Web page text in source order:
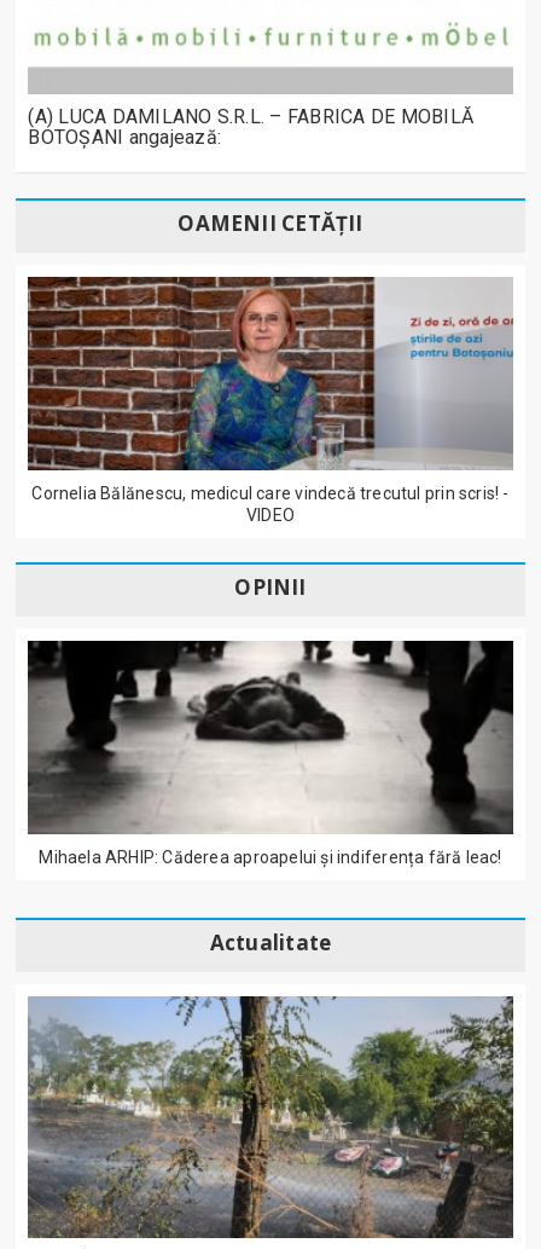
(A) LUCA DAMILANO S.R.L. – FABRICA DE MOBILĂ
BOTOȘANI angajează:
OAMENII CETĂȚII
Cornelia Bălănescu, medicul care vindecă trecutul prin scris! -
VIDEO
OPINII
Mihaela ARHIP: Căderea aproapelui și indiferența fără leac!
Actualitate